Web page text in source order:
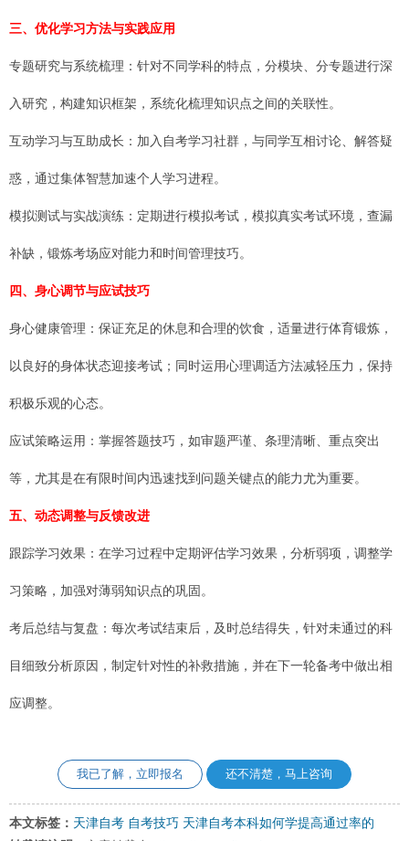
三、优化学习方法与实践应用
专题研究与系统梳理：针对不同学科的特点，分模块、分专题进行深
入研究，构建知识框架，系统化梳理知识点之间的关联性。
互动学习与互助成长：加入自考学习社群，与同学互相讨论、解答疑
惑，通过集体智慧加速个人学习进程。
模拟测试与实战演练：定期进行模拟考试，模拟真实考试环境，查漏
补缺，锻炼考场应对能力和时间管理技巧。
四、身心调节与应试技巧
身心健康管理：保证充足的休息和合理的饮食，适量进行体育锻炼，
以良好的身体状态迎接考试；同时运用心理调适方法减轻压力，保持
积极乐观的心态。
应试策略运用：掌握答题技巧，如审题严谨、条理清晰、重点突出
等，尤其是在有限时间内迅速找到问题关键点的能力尤为重要。
五、动态调整与反馈改进
跟踪学习效果：在学习过程中定期评估学习效果，分析弱项，调整学
习策略，加强对薄弱知识点的巩固。
考后总结与复盘：每次考试结束后，及时总结得失，针对未通过的科
目细致分析原因，制定针对性的补救措施，并在下一轮备考中做出相
应调整。
我已了解，立即报名 还不清楚，马上咨询
本文标签： 天津自考 自考技巧 天津自考本科如何学提高通过率的